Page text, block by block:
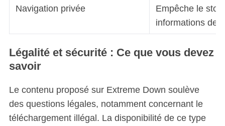
Navigation privée
Empêche le
informations de
Légalité et sécurité : Ce que vous devez
savoir
Le contenu proposé sur Extreme Down soulève
des questions légales, notamment concernant le
téléchargement illégal. La disponibilité de ce type
r
c
f
r
: